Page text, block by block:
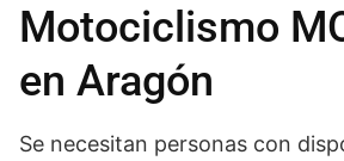
Motociclismo
en Aragón
Se necesitan personas con